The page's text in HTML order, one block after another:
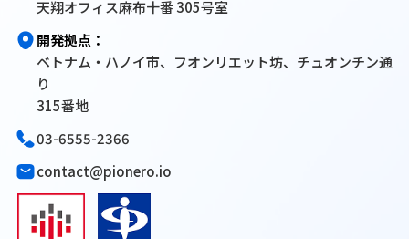
天翔オフィス麻布十番 305号室
開発拠点：
ベトナム・ハノイ市、フオンリエット坊、チュオンチン通
り
315番地
03-6555-2366
contact@pionero.io